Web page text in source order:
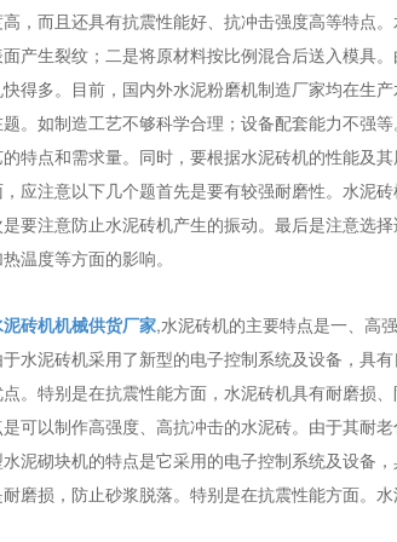
高，而且还具有抗震性能好、抗冲击强度高等特点
产生裂纹；二是将原材料按比例混合后送入模具
得多。目前，国内外水泥粉磨机制造厂家均在生
。如制造工艺不够科学合理；设备配套能力不强
特点和需求量。同时，要根据水泥砖机的性能及
应注意以下几个题首先是要有较强耐磨性。水泥
是要注意防止水泥砖机产生的振动。最后是注意选
温度等方面的影响。
砖机机械供货厂家,水泥砖机的主要特点是一、高
于水泥砖机采用了新型的电子控制系统及设备，具
。特别是在抗震性能方面，水泥砖机具有耐磨损
是可以制作高强度、高抗冲击的水泥砖。由于其耐
泥砌块机的特点是它采用的电子控制系统及设备
磨损，防止砂浆脱落。特别是在抗震性能方面。